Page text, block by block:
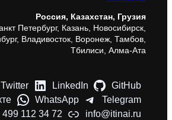
Россия, Казахстан, Грузия
Петербург, Казань, Новосибирск,
Владивосток, Воронеж, Тамбов,
Тбилиси, Алма-Ата
Twitter LinkedIn
GitHub
WhatsApp
Telegram
499 112 34 72
info@itinai.ru